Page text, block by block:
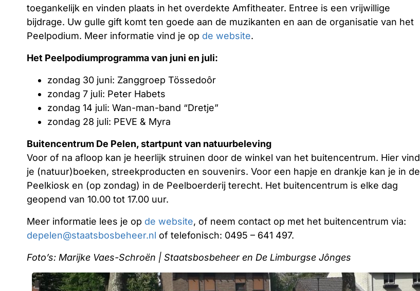
toegankelijk en vinden plaats in het overdekte Amfitheater. Entree is een vrijwillige
bijdrage. Uw gulle gift komt ten goede aan de muzikanten en aan de organisatie van het
Peelpodium. Meer informatie vind je op de website.
Het Peelpodiumprogramma van juni en juli:
zondag 30 juni: Zanggroep Tössedoôr
zondag 7 juli: Peter Habets
zondag 14 juli: Wan-man-band “Dretje”
zondag 28 juli: PEVE & Myra
Buitencentrum De Pelen, startpunt van natuurbeleving
Voor of na afloop kan je heerlijk struinen door de winkel van het buitencentrum. Hier vind
je (natuur)boeken, streekproducten en souvenirs. Voor een hapje en drankje kan je in de
Peelkiosk en (op zondag) in de Peelboerderij terecht. Het buitencentrum is elke dag
geopend van 10.00 tot 17.00 uur.
Meer informatie lees je op de website, of neem contact op met het buitencentrum via:
depelen@staatsbosbeheer.nl of telefonisch: 0495 – 641 497.
Foto’s: Marijke Vaes-Schroën | Staatsbosbeheer en De Limburgse Jônges